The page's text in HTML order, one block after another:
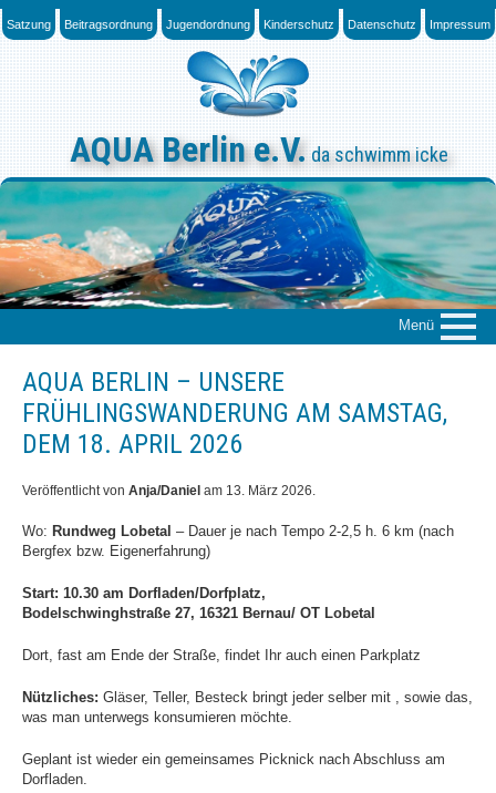
Skip
to
Satzung Beitragsordnung Jugendordnung Kinderschutz Datenschutz Impressum
AQUA Berlin e.V. da schwimm icke
Menü
Über uns
Das „Who is Who“
Baumschulenweg
Trainingszeiten
Sportforum
SSE Europa-Sportpark
AQUA BERLIN – UNSERE
FRÜHLINGSWANDERUNG AM SAMSTAG,
DEM 18. APRIL 2026
Veröffentlicht von Anja/Danielam 13. März 2026
Wo: Rundweg Lobetal – Dauer je nach Tempo 2-2,5 h. 6 km (nach
Bergfex bzw. Eigenerfahrung)
Start: 10.30 am Dorfladen/Dorfplatz,
Bodelschwinghstraße 27, 16321 Bernau/ OT Lobetal
Dort, fast am Ende der Straße, findet Ihr auch einen Parkplatz
Nützliches: Gläser, Teller, Besteck bringt jeder selber mit , sowie das,
was man unterwegs konsumieren möchte.
Geplant ist wieder ein gemeinsames Picknick nach Abschluss am
Dorfladen.